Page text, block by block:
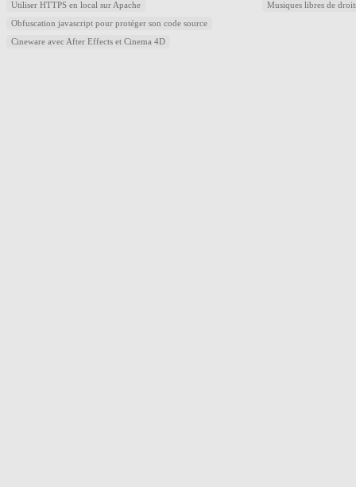
Utiliser HTTPS en local sur Apache
Obfuscation javascript pour protéger son code source
Cineware avec After Effects et Cinema 4D
Musiques libres de